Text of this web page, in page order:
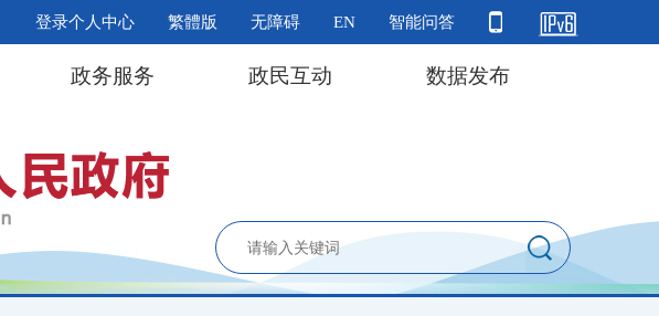
登录个人中心 繁體版 无障碍 EN 智能问答
政务服务 政民互动 数据发布